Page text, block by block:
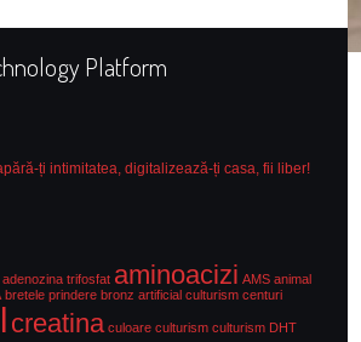
Platform
ți intimitatea, digitalizează-ți casa, fii liber!
adenozina trifosfat aminoacizi AMS animal
bretele prindere bronz artificial culturism centuri
creatina culoare culturism culturism DHT